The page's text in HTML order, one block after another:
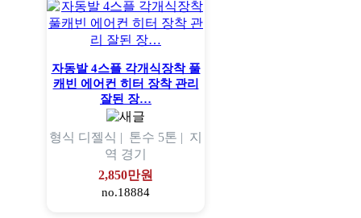
자동발 4스플 각개식장착 풀
캐빈 에어컨 히터 장착 관리
잘된 장…
형식 디젤식 | 톤수 5톤 | 지
역 경기
2,850만원
no.18884